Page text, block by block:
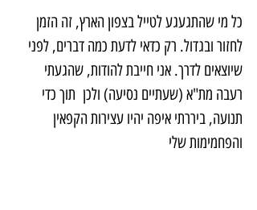
כל מי שהתגעגע לטייל בצפון הארץ, זה הזמן
לחזור ובגדול. רק כדאי לדעת כמה דברים, לפני
שיוצאים לדרך. אני חייבת להודות, שהגעתי
רעבה מת"א (שעתיים נסיעה) ולכן  תוך כדי
תנועה, ביררתי איפה יהיו עצירות הקפאין
והפחמימות שלי